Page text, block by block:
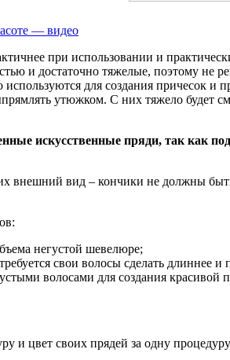
— видео
при использовании и
и достаточно тяжелые, поэтому не
используются для создания причесок
утюжком. С них тяжело будет
искусственные пряди, так как
внешний вид – кончики не должны
негустой шевелюре;
свои волосы сделать длиннее
волосами для создания красивой
и цвет своих прядей за одну